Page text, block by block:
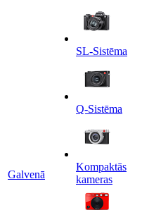
Galvenā
SL-Sistēma
Q-Sistēma
Kompaktās
kameras